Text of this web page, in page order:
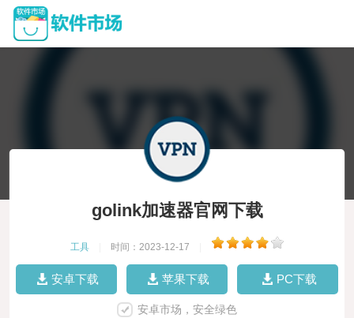
golink加速器官网下载
工具 时间：2023-12-17
安卓下载 苹果下载 PC下载
安卓市场，安全绿色